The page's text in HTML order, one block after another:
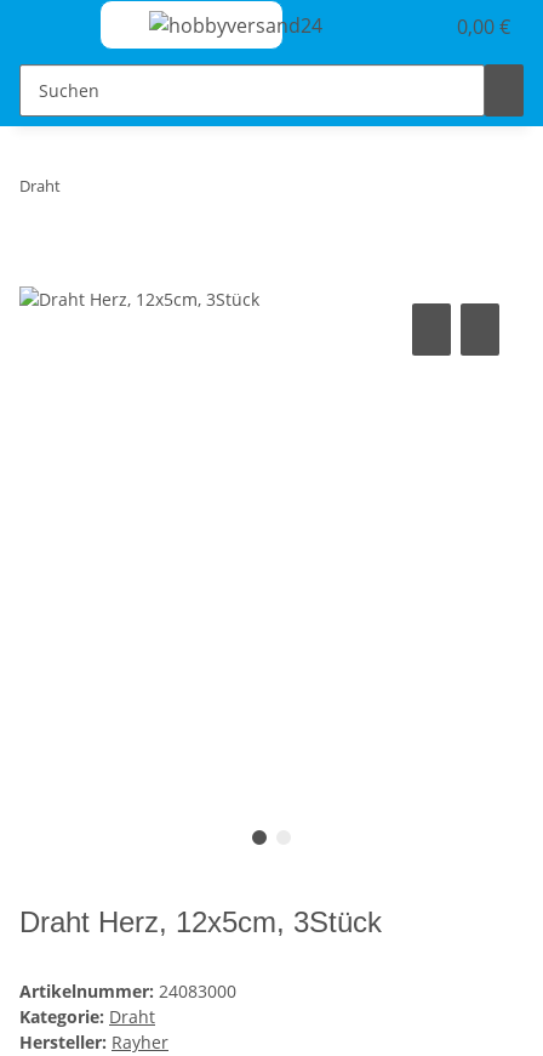
0,00 €
Draht
Draht Herz, 12x5cm, 3Stück
Artikelnummer: 24083000
Kategorie: Draht
Hersteller: Rayher